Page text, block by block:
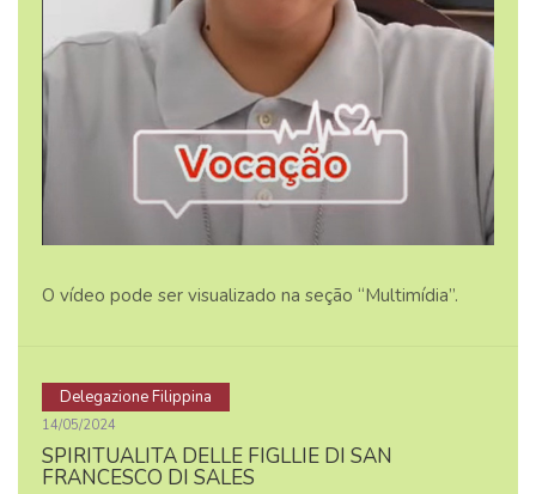
O vídeo pode ser visualizado na seção “Multimídia”.
Delegazione Filippina
14/05/2024
SPIRITUALITA DELLE FIGLLIE DI SAN
FRANCESCO DI SALES